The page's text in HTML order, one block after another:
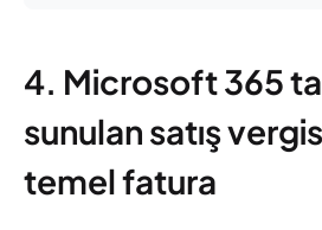
4. Microsoft 365
sunulan satış
temel fatura